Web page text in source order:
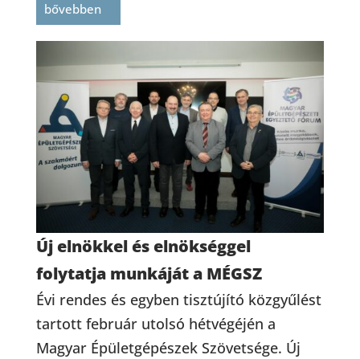
bővebben
Új elnökkel és elnökséggel
folytatja munkáját a MÉGSZ
Évi rendes és egyben tisztújító közgyűlést
tartott február utolsó hétvégéjén a
Magyar Épületgépészek Szövetsége. Új